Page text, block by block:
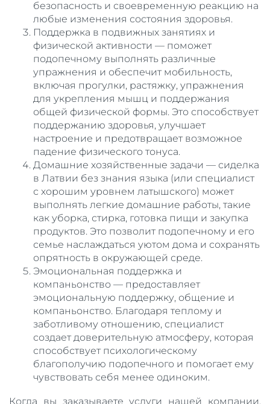
безопасность и своевременную реакцию на
любые изменения состояния здоровья.
Поддержка в подвижных занятиях и
физической активности — поможет
подопечному выполнять различные
упражнения и обеспечит мобильность,
включая прогулки, растяжку, упражнения
для укрепления мышц и поддержания
общей физической формы. Это способствует
поддержанию здоровья, улучшает
настроение и предотвращает возможное
падение физического тонуса.
Домашние хозяйственные задачи — сиделка
в Латвии без знания языка (или специалист
с хорошим уровнем латышского) может
выполнять легкие домашние работы, такие
как уборка, стирка, готовка пищи и закупка
продуктов. Это позволит подопечному и его
семье наслаждаться уютом дома и сохранять
опрятность в окружающей среде.
Эмоциональная поддержка и
компаньонство — предоставляет
эмоциональную поддержку, общение и
компаньонство. Благодаря теплому и
заботливому отношению, специалист
создает доверительную атмосферу, которая
способствует психологическому
благополучию подопечного и помогает ему
чувствовать себя менее одиноким.
Когда вы заказываете услуги нашей компании,